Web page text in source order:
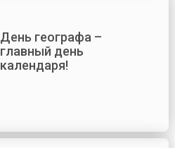
День географа –
главный день
календаря!